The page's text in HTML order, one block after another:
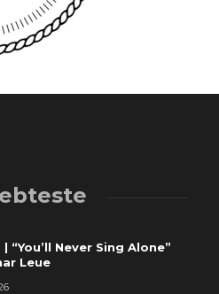
“You’ll Never Sing Alone”
Leue